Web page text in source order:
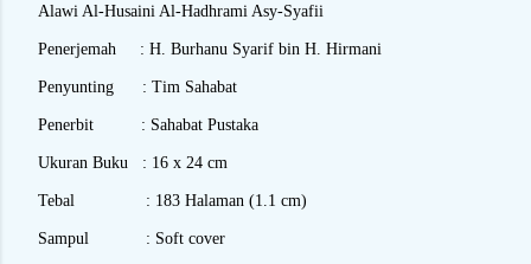
Alawi Al-Husaini Al-Hadhrami Asy-Syafii
Penerjemah : H. Burhanu Syarif bin H. Hirmani
Penyunting : Tim Sahabat
Penerbit : Sahabat Pustaka
Ukuran Buku : 16 x 24 cm
Tebal : 183 Halaman (1.1 cm)
Sampul : Soft cover